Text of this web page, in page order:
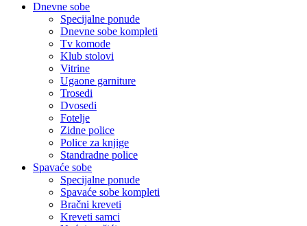
Dnevne sobe
Specijalne ponude
Dnevne sobe kompleti
Tv komode
Klub stolovi
Vitrine
Ugaone garniture
Trosedi
Dvosedi
Fotelje
Zidne police
Police za knjige
Standradne police
Spavaće sobe
Specijalne ponude
Spavaće sobe kompleti
Bračni kreveti
Kreveti samci